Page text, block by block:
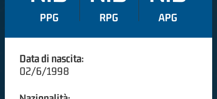
PPG RPG APG
Data di nascita:
02/6/1998